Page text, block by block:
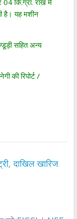
कि.ग्रा. राख में
है। यह मशीन
सहित अन्य
की रिपोर्ट /
दाखिल खारिज